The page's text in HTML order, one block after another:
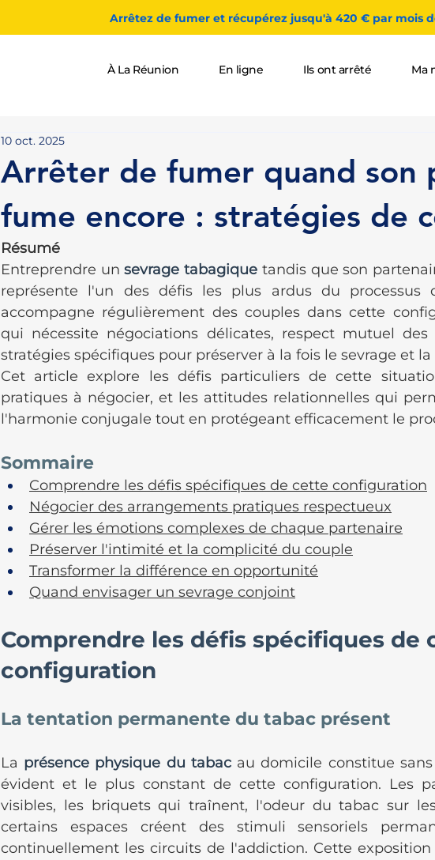
Arrêtez de fumer et récupérez jusqu'à 420 € par mois
À La Réunion En ligne Ils ont arrêté Ma
Arrêter de fumer quand son
fume encore : stratégies de
10 oct. 2025
Résumé
Entreprendre un sevrage tabagique tandis que son
représente l'un des défis les plus ardus du processus
accompagne régulièrement des couples dans cette
qui nécessite négociations délicates, respect mutuel
stratégies spécifiques pour préserver à la fois le sevrage et
Cet article explore les défis particuliers de cette
pratiques à négocier, et les attitudes relationnelles qui
l'harmonie conjugale tout en protégeant efficacement le
Sommaire
Comprendre les défis spécifiques de cette configuration
Négocier des arrangements pratiques respectueux
Gérer les émotions complexes de chaque partenaire
Préserver l'intimité et la complicité du couple
Transformer la différence en opportunité
Quand envisager un sevrage conjoint
Comprendre les défis spécifiques de
configuration
La tentation permanente du tabac présent
La présence physique du tabac au domicile constitue
évident et le plus constant de cette configuration. Les
visibles, les briquets qui traînent, l'odeur du tabac sur
certains espaces créent des stimuli sensoriels
continuellement les circuits de l'addiction. Cette